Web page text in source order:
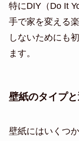
特にDIY（Do It
手で家を変える
しないためにも
ます。
壁紙のタイプ
壁紙にはいくつ